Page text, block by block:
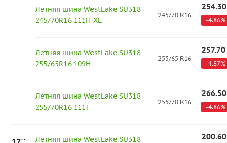
Летняя шина WestLake SU318
245/70R16 111H XL
245/70 R16
254.30
-4.86%
Летняя шина WestLake SU318
255/65R16 109H
255/65 R16
257.70
-4.87%
Летняя шина WestLake SU318
255/70R16 111T
255/70 R16
266.50
-4.86%
Летняя шина WestLake SU318
200.60